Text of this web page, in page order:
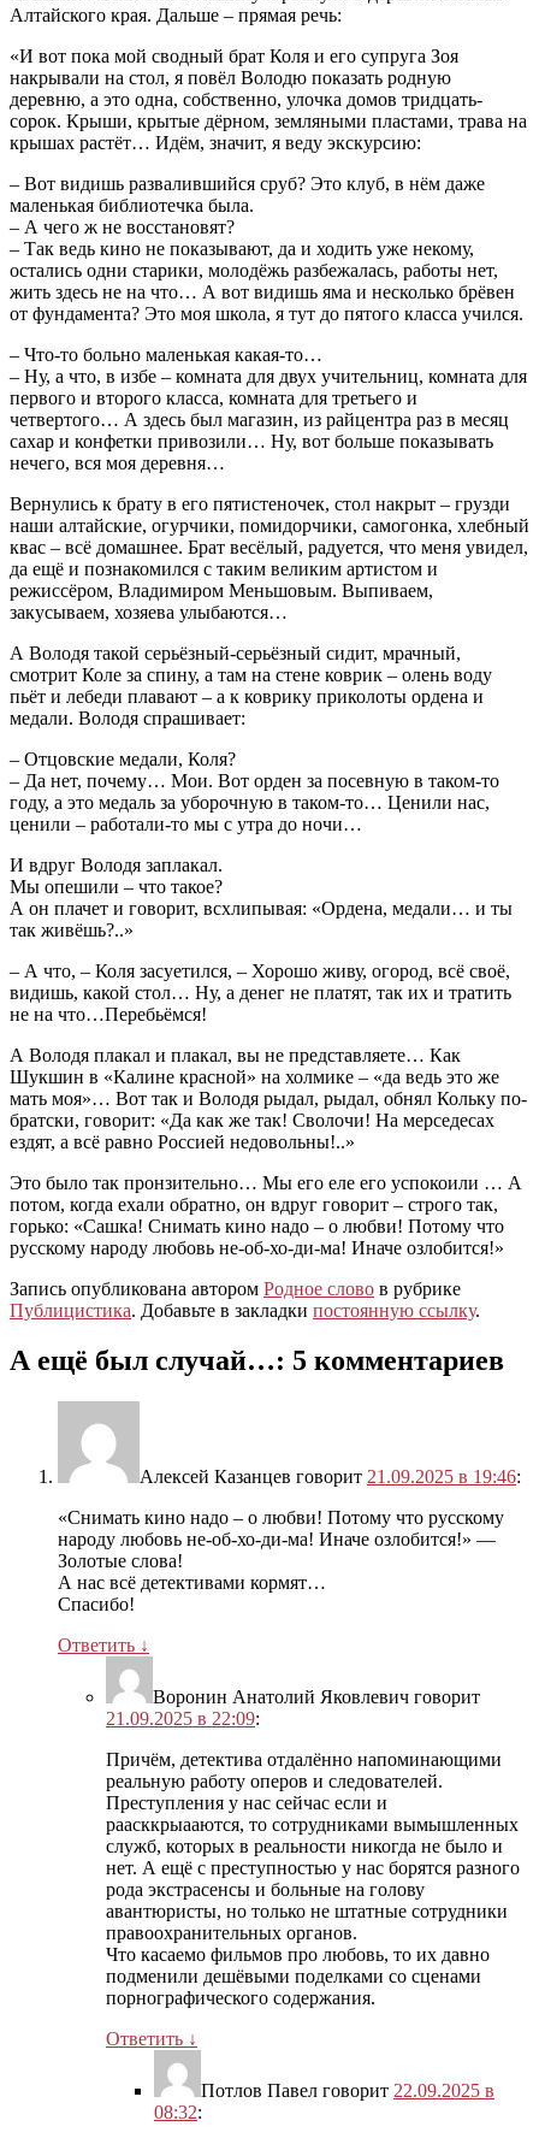
Алтайского края. Дальше – прямая речь:
«И вот пока мой сводный брат Коля и его супруга Зоя
накрывали на стол, я повёл Володю показать родную
деревню, а это одна, собственно, улочка домов тридцать-
сорок. Крыши, крытые дёрном, земляными пластами, трава на
крышах растёт… Идём, значит, я веду экскурсию:
– Вот видишь развалившийся сруб? Это клуб, в нём даже
маленькая библиотечка была.
– А чего ж не восстановят?
– Так ведь кино не показывают, да и ходить уже некому,
остались одни старики, молодёжь разбежалась, работы нет,
жить здесь не на что… А вот видишь яма и несколько брёвен
от фундамента? Это моя школа, я тут до пятого класса учился.
– Что-то больно маленькая какая-то…
– Ну, а что, в избе – комната для двух учительниц, комната для
первого и второго класса, комната для третьего и
четвертого… А здесь был магазин, из райцентра раз в месяц
сахар и конфетки привозили… Ну, вот больше показывать
нечего, вся моя деревня…
Вернулись к брату в его пятистеночек, стол накрыт – грузди
наши алтайские, огурчики, помидорчики, самогонка, хлебный
квас – всё домашнее. Брат весёлый, радуется, что меня увидел,
да ещё и познакомился с таким великим артистом и
режиссёром, Владимиром Меньшовым. Выпиваем,
закусываем, хозяева улыбаются…
А Володя такой серьёзный-серьёзный сидит, мрачный,
смотрит Коле за спину, а там на стене коврик – олень воду
пьёт и лебеди плавают – а к коврику приколоты ордена и
медали. Володя спрашивает:
– Отцовские медали, Коля?
– Да нет, почему… Мои. Вот орден за посевную в таком-то
году, а это медаль за уборочную в таком-то… Ценили нас,
ценили – работали-то мы с утра до ночи…
И вдруг Володя заплакал.
Мы опешили – что такое?
А он плачет и говорит, всхлипывая: «Ордена, медали… и ты
так живёшь?..»
– А что, – Коля засуетился, – Хорошо живу, огород, всё своё,
видишь, какой стол… Ну, а денег не платят, так их и тратить
не на что…Перебьёмся!
А Володя плакал и плакал, вы не представляете… Как
Шукшин в «Калине красной» на холмике – «да ведь это же
мать моя»… Вот так и Володя рыдал, рыдал, обнял Кольку по-
братски, говорит: «Да как же так! Сволочи! На мерседесах
ездят, а всё равно Россией недовольны!..»
Это было так пронзительно… Мы его еле его успокоили … А
потом, когда ехали обратно, он вдруг говорит – строго так,
горько: «Сашка! Снимать кино надо – о любви! Потому что
русскому народу любовь не-об-хо-ди-ма! Иначе озлобится!»
Запись опубликована автором Родное слово в рубрике
Публицистика. Добавьте в закладки постоянную ссылку.
А ещё был случай…: 5 комментариев
Алексей Казанцев говорит 21.09.2025 в 19:46:
«Снимать кино надо – о любви! Потому что русскому
народу любовь не-об-хо-ди-ма! Иначе озлобится!» —
Золотые слова!
А нас всё детективами кормят…
Спасибо!
Ответить ↓
Воронин Анатолий Яковлевич говорит
21.09.2025 в 22:09:
Причём, детектива отдалённо напоминающими
реальную работу оперов и следователей.
Преступления у нас сейчас если и
раасккрыааются, то сотрудниками вымышленных
служб, которых в реальности никогда не было и
нет. А ещё с преступностью у нас борятся разного
рода экстрасенсы и больные на голову
авантюристы, но только не штатные сотрудники
правоохранительных органов.
Что касаемо фильмов про любовь, то их давно
подменили дешёвыми поделками со сценами
порнографического содержания.
Ответить ↓
Потлов Павел говорит 22.09.2025 в
08:32: